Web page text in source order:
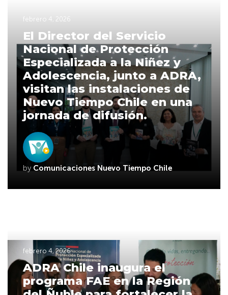
febrero 4, 2026
El Director del Servicio
Nacional de Protección
Especializada a la Niñez y
Adolescencia, junto a ADRA,
visitan las instalaciones de
Nuevo Tiempo Chile en una
jornada de difusión.
by Comunicaciones Nuevo Tiempo Chile
febrero 4, 2026
ADRA Chile inaugura el
programa FAE en la Región